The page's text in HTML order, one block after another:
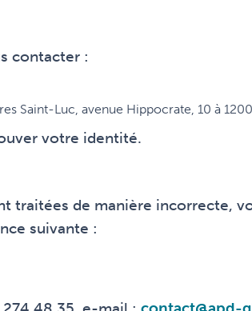
contacter :
Saint-Luc, avenue Hippocrate, 10 à
votre identité.
traitées de manière incorrecte,
suivante :